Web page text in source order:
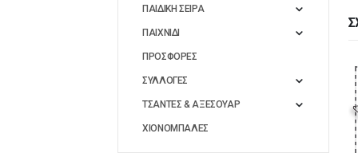
ΠΑΙΔΙΚΗ ΣΕΙΡΑ
ΠΑΙΧΝΙΔΙ
ΠΡΟΣΦΟΡΕΣ
ΣΥΛΛΟΓΕΣ
ΤΣΑΝΤΕΣ & ΑΞΕΣΟΥΑΡ
ΧΙΟΝΟΜΠΑΛΕΣ